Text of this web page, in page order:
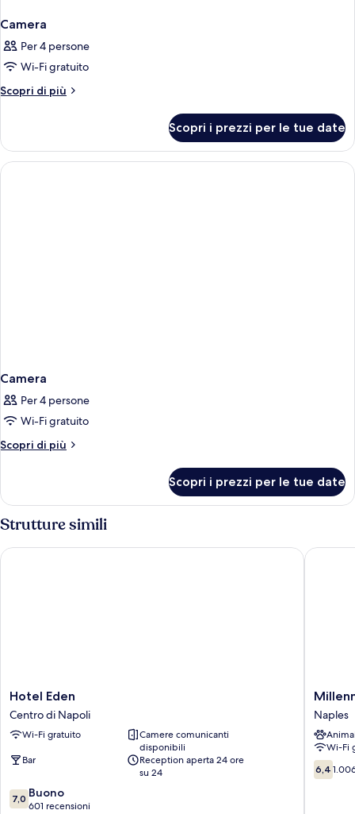
Camera
Per 4 persone
Wi-Fi gratuito
Scopri di più
Altri
Scopri i prezzi per le tue date
Camera
Per 4 persone
Wi-Fi gratuito
Scopri di più
Altri
Scopri i prezzi per le tue date
Strutture simili
Hotel
Eden
Centro
di
Hotel Eden
Centro di Napoli
Wi-Fi gratuito
Camere comunicanti
disponibili
Bar
Reception aperta 24 ore
su 24
7.0
su
7,0 Buono
601 recensioni
Hotel Eden
Gold
Hotel
Naples
Naples
Wi-Fi
6.4
su
6,4